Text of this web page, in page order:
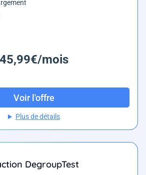
45,99€/mois
Voir l'offre
Plus de détails
DegroupTest